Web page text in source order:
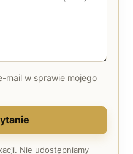
mail w sprawie mojego
Nie udostępniamy